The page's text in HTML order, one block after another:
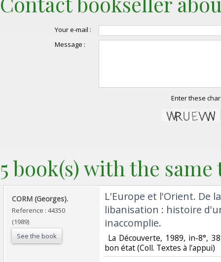
Your e-mail :
Message :
Enter these
5 book(s) with the
‎CORM (Georges).‎
Reference : 44350
(1989)
See the book
‎L'Europe et l'Orient. De
libanisation : histoire
inaccomplie.‎
La Découverte, 1989, in-8°,
bon état (Coll. Textes à l'appui)‎